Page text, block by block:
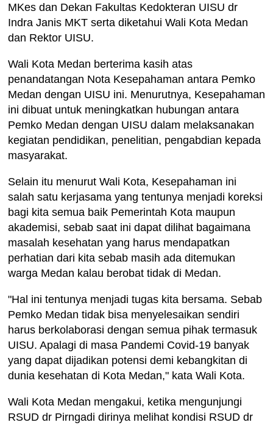
MKes dan Dekan Fakultas Kedokteran UISU dr
Indra Janis MKT serta diketahui Wali Kota Medan
dan Rektor UISU.
Wali Kota Medan berterima kasih atas
penandatangan Nota Kesepahaman antara Pemko
Medan dengan UISU ini. Menurutnya, Kesepahaman
ini dibuat untuk meningkatkan hubungan antara
Pemko Medan dengan UISU dalam melaksanakan
kegiatan pendidikan, penelitian, pengabdian kepada
masyarakat.
Selain itu menurut Wali Kota, Kesepahaman ini
salah satu kerjasama yang tentunya menjadi koreksi
bagi kita semua baik Pemerintah Kota maupun
akademisi, sebab saat ini dapat dilihat bagaimana
masalah kesehatan yang harus mendapatkan
perhatian dari kita sebab masih ada ditemukan
warga Medan kalau berobat tidak di Medan.
"Hal ini tentunya menjadi tugas kita bersama. Sebab
Pemko Medan tidak bisa menyelesaikan sendiri
harus berkolaborasi dengan semua pihak termasuk
UISU. Apalagi di masa Pandemi Covid-19 banyak
yang dapat dijadikan potensi demi kebangkitan di
dunia kesehatan di Kota Medan," kata Wali Kota.
Wali Kota Medan mengakui, ketika mengunjungi
RSUD dr Pirngadi dirinya melihat kondisi RSUD dr